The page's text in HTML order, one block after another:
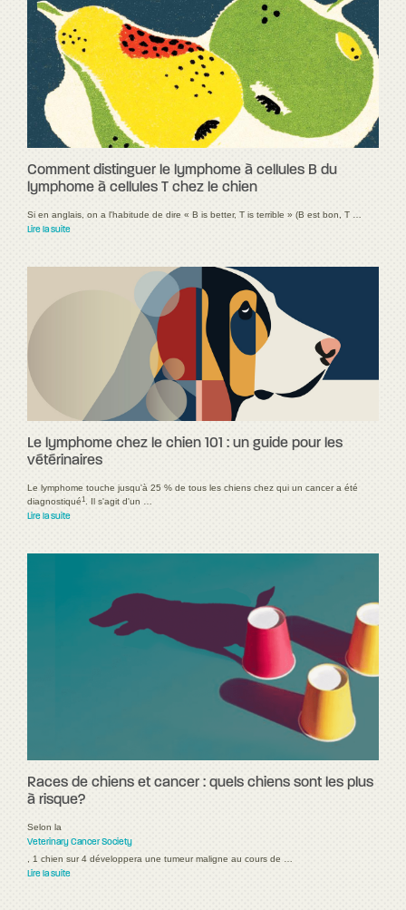
Comment distinguer le lymphome à cellules B du
lymphome à cellules T chez le chien
Si en anglais, on a l'habitude de dire « B is better, T is terrible » (B est bon, T …
Lire la suite
Le lymphome chez le chien 101 : un guide pour les
vétérinaires
Le lymphome touche jusqu'à 25 % de tous les chiens chez qui un cancer a été
diagnostiqué1 . Il s'agit d'un …
Lire la suite
Races de chiens et cancer : quels chiens sont les plus
à risque?
Selon la
Veterinary Cancer Society
, 1 chien sur 4 développera une tumeur maligne au cours de …
Lire la suite